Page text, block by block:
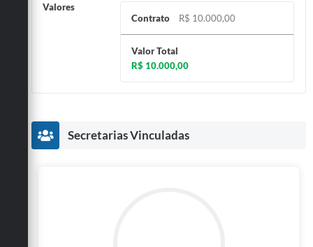
Valores
Contrato
R$ 10.000,00
Valor Total
R$ 10.000,00
Secretarias Vinculadas